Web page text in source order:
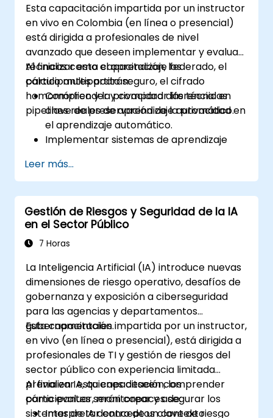
Esta capacitación impartida por un instructor
en vivo en Colombia (en línea o presencial)
está dirigida a profesionales de nivel
avanzado que deseen implementar y evaluar
técnicas como el aprendizaje federado, el
cálculo multipartito seguro, el cifrado
homomórfico y la privacidad diferencial en
pipelines reales de aprendizaje automático.
Al finalizar esta capacitación, los
participantes podrán:
Comprender y comparar las técnicas
clave de preservación de la privacidad en
el aprendizaje automático.
Implementar sistemas de aprendizaje
código abierto.
Aplicar la privacidad diferencial para
compartir datos de forma segura y
entrenar modelos.
Utilizar técnicas de cifrado y cálculo
seguro para proteger las entradas y
Leer más...
Gestión de Riesgos y Seguridad de la IA
en el Sector Público
7 Horas
La Inteligencia Artificial (IA) introduce nuevas
dimensiones de riesgo operativo, desafíos de
gobernanza y exposición a ciberseguridad
para las agencias y departamentos
gubernamentales.
Esta capacitación impartida por un instructor,
en vivo (en línea o presencial), está dirigida a
profesionales de TI y gestión de riesgos del
sector público con experiencia limitada
previa en IA, quienes deseen comprender
cómo evaluar, monitorear y asegurar los
sistemas de IA dentro de un contexto
Al finalizar esta capacitación, los
participantes serán capaces de:
Interpretar conceptos clave de riesgo